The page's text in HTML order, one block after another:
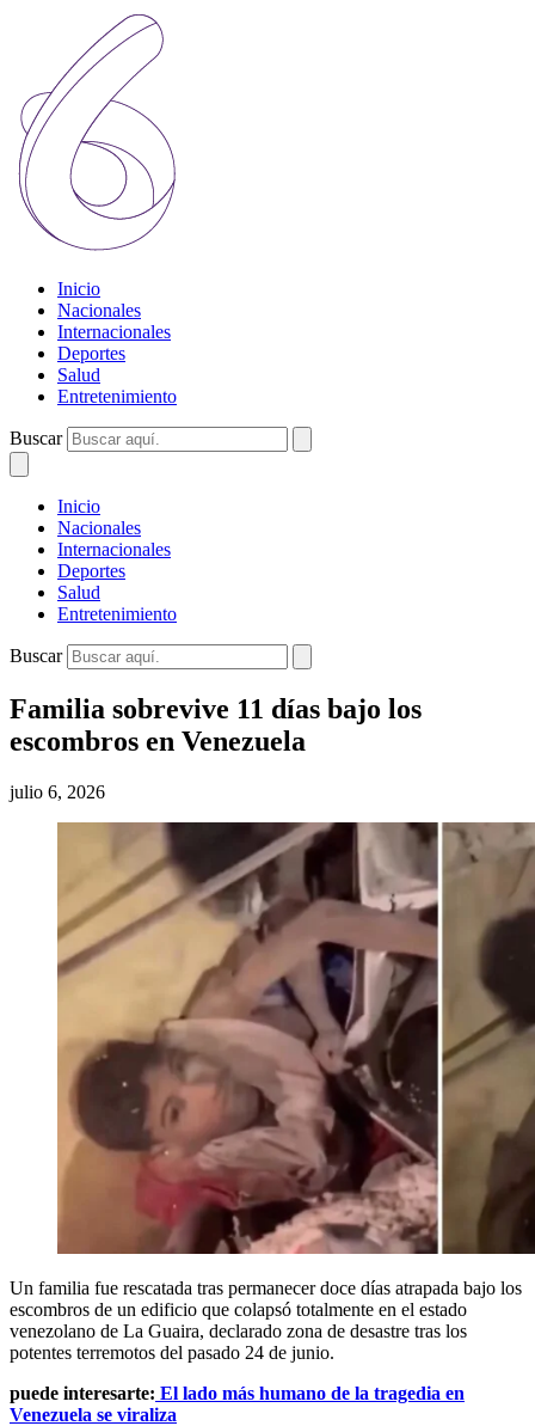
Inicio
Nacionales
Internacionales
Deportes
Salud
Entretenimiento
Buscar
Inicio
Nacionales
Internacionales
Deportes
Salud
Entretenimiento
Buscar
Familia sobrevive 11 días bajo los
escombros en Venezuela
julio 6, 2026
Un familia fue rescatada tras permanecer doce días atrapada bajo los
escombros de un edificio que colapsó totalmente en el estado
venezolano de La Guaira, declarado zona de desastre tras los
potentes terremotos del pasado 24 de junio.
puede interesarte: El lado más humano de la tragedia en
Venezuela se viraliza